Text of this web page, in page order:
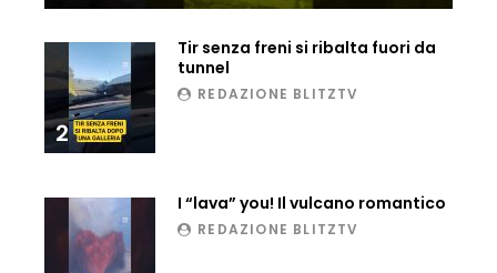
Ingresso da film a Taormina: lo sposo
plana tra le rovine greche
2
Tir senza freni si ribalta fuori da
tunnel
REDAZIONE BLITZTV
I “lava” you! Il vulcano romantico
REDAZIONE BLITZTV